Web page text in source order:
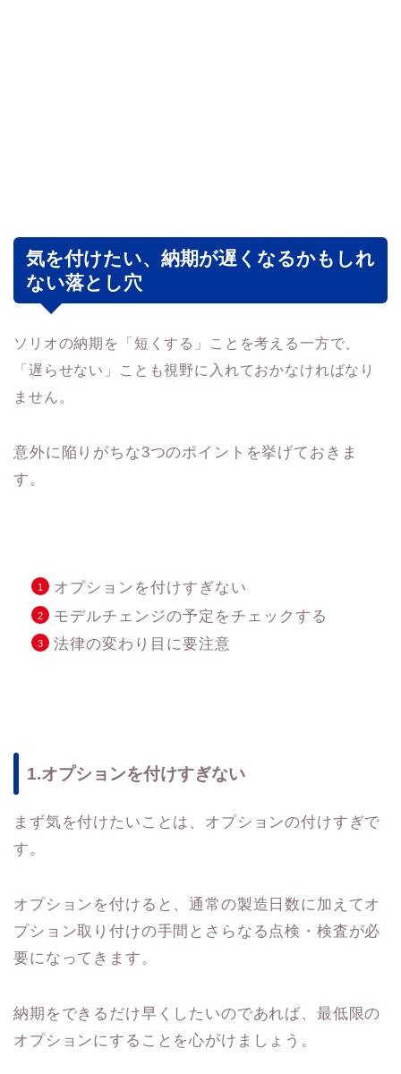
気を付けたい、納期が遅くなるかもしれ
ない落とし穴
ソリオの納期を「短くする」ことを考える一方で、
「遅らせない」ことも視野に入れておかなければなり
ません。
意外に陥りがちな3つのポイントを挙げておきま
す。
オプションを付けすぎない
モデルチェンジの予定をチェックする
法律の変わり目に要注意
1.オプションを付けすぎない
まず気を付けたいことは、オプションの付けすぎで
す。
オプションを付けると、通常の製造日数に加えてオ
プション取り付けの手間とさらなる点検・検査が必
要になってきます。
納期をできるだけ早くしたいのであれば、最低限の
オプションにすることを心がけましょう。